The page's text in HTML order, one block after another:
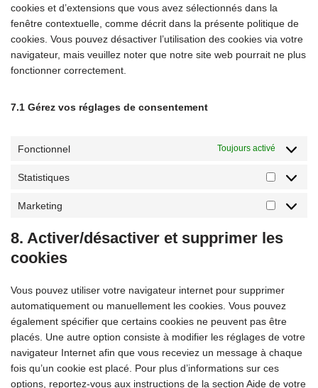
cookies et d’extensions que vous avez sélectionnés dans la
fenêtre contextuelle, comme décrit dans la présente politique de
cookies. Vous pouvez désactiver l’utilisation des cookies via votre
navigateur, mais veuillez noter que notre site web pourrait ne plus
fonctionner correctement.
7.1 Gérez vos réglages de consentement
Fonctionnel Toujours activé
Statistiques
Marketing
8. Activer/désactiver et supprimer les
cookies
Vous pouvez utiliser votre navigateur internet pour supprimer
automatiquement ou manuellement les cookies. Vous pouvez
également spécifier que certains cookies ne peuvent pas être
placés. Une autre option consiste à modifier les réglages de votre
navigateur Internet afin que vous receviez un message à chaque
fois qu’un cookie est placé. Pour plus d’informations sur ces
options, reportez-vous aux instructions de la section Aide de votre